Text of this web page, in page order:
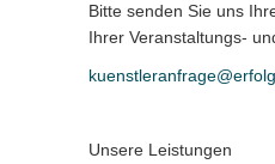
Bitte senden Sie uns
Ihrer Veranstaltungs-
Unsere Leistungen